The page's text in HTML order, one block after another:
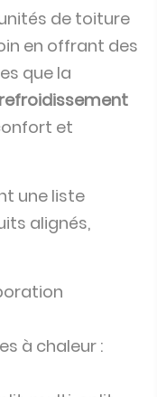
de toiture
en offrant des
que la
refroidissement
et
une liste
alignés,
à chaleur :